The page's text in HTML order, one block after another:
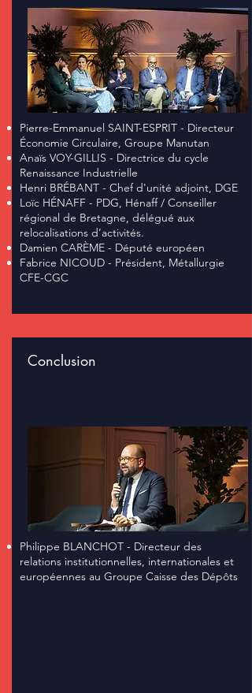
Pierre-Emmanuel SAINT-ESPRIT - Directeur
Économie Circulaire, Groupe Manutan
Anaïs VOY-GILLIS - Directrice du cycle
Renaissance Industrielle
Henri BRÉBANT - Chef d'unité adjoint, DGE
Loïc HÉNAFF - PDG, Hénaff / Conseiller
régional de Bretagne, délégué aux
relocalisations d’activités.
Damien CARÈME - Député européen
Fabrice NICOUD - Président, Métallurgie
CFE-CGC
Conclusion
Philippe BLANCHOT - Directeur des
relations institutionnelles, internationales et
européennes au Groupe Caisse des Dépôts